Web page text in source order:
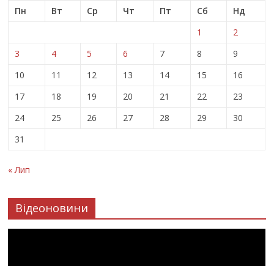
Пн
Вт Ср Чт Пт Сб
Нд
1
2
3
4 5 6 7 8
9
10
11 12 13 14 15
16
17
18 19 20 21 22
23
24
25 26 27 28 29
30
31
« Лип
Відеоновини